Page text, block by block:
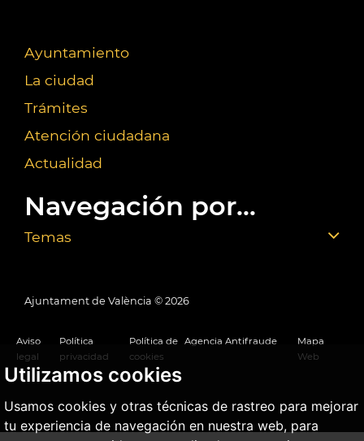
Utilizamos cookies
Usamos cookies y otras técnicas de rastreo para mejorar
tu experiencia de navegación en nuestra web, para
Ayuntamiento
La ciudad
Trámites
Atención ciudadana
Actualidad
Navegación por...
Temas
Ajuntament de València © 2026
Aviso
legal
Política
privacidad
Política de
cookies
Agencia Antifraude
Mapa
Web